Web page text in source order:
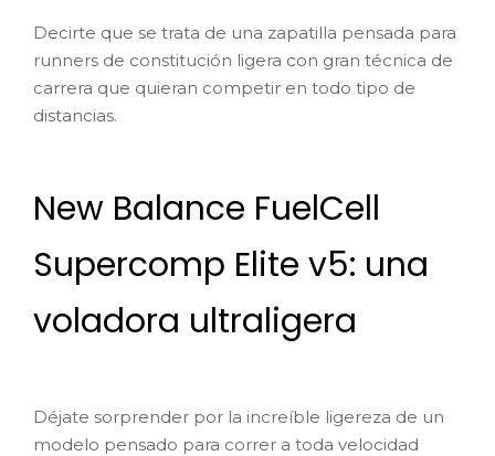
Decirte que se trata de una zapatilla pensada para
runners de constitución ligera con gran técnica de
carrera que quieran competir en todo tipo de
distancias.
New Balance FuelCell
Supercomp Elite v5: una
voladora ultraligera
Déjate sorprender por la increíble ligereza de un
modelo pensado para correr a toda velocidad